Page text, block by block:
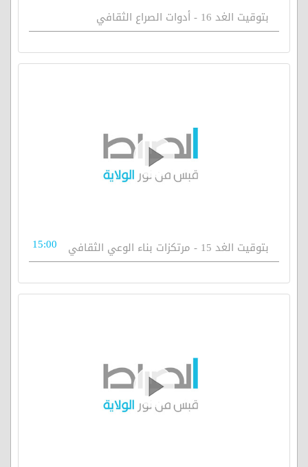
بتوقيت الغد 16 - أدوات الصراع الثقافي
بتوقيت الغد 15 - مرتكزات بناء الوعي الثقافي 15:00